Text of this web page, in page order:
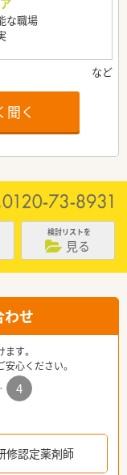
な職場
聞く
検討リストを
見る
わせ
す。
心ください。
4
修認定薬剤師